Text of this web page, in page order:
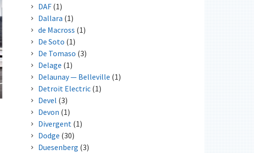
DAF(1)
Dallara (1)
de Macross (1)
De Soto (1)
De Tomaso (3)
Delage (1)
Delaunay — Belleville (1)
Detroit Electric(1)
Devel (3)
Devon (1)
Divergent (1)
Dodge (30)
Duesenberg (3)